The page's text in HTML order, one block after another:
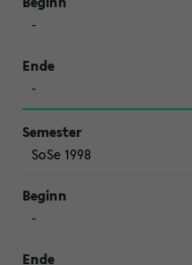
-
-
SoSe 1998
-